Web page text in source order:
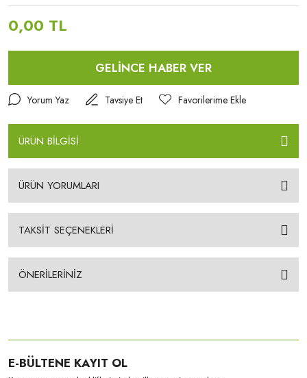
0,00 TL
GELİNCE HABER VER
Yorum Yaz Tavsiye Et
ÜRÜN BİLGİSİ
ÜRÜN YORUMLARI
TAKSİT SEÇENEKLERİ
ÖNERİLERİNİZ
E-BÜLTENE KAYIT OL